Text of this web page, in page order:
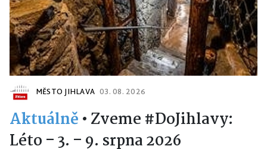
MĚSTO JIHLAVA 03. 08. 2026
Aktuálně • Zveme #DoJihlavy:
Léto – 3. – 9. srpna 2026